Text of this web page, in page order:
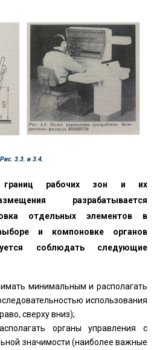
Рис. 3.3. и 3.4.
границ рабочих зон и их
разрабатывается
отдельных элементов в
и компоновке органов
соблюдать следующие
минимальным и располагать
использования
сверху вниз);
органы управления с
значимости (наиболее важные